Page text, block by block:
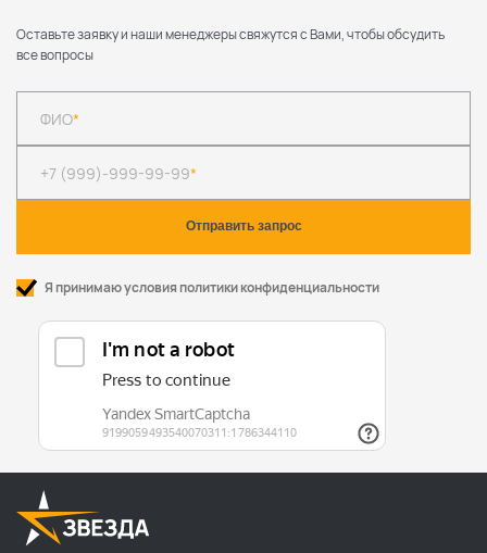
Оставьте заявку и наши менеджеры свяжутся с Вами, чтобы обсудить
все вопросы
ФИО*
+7 (999)-999-99-99*
Я принимаю условия политики конфиденциальности